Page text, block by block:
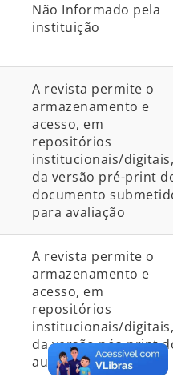
Não Informado pela
instituição
A revista permite o
armazenamento e
acesso, em
repositórios
institucionais/digitais,
da versão pré-print
documento
para avaliação
A revista permite o
armazenamento e
acesso, em
repositórios
institucionais/digitais,
da versão pós-print
autor